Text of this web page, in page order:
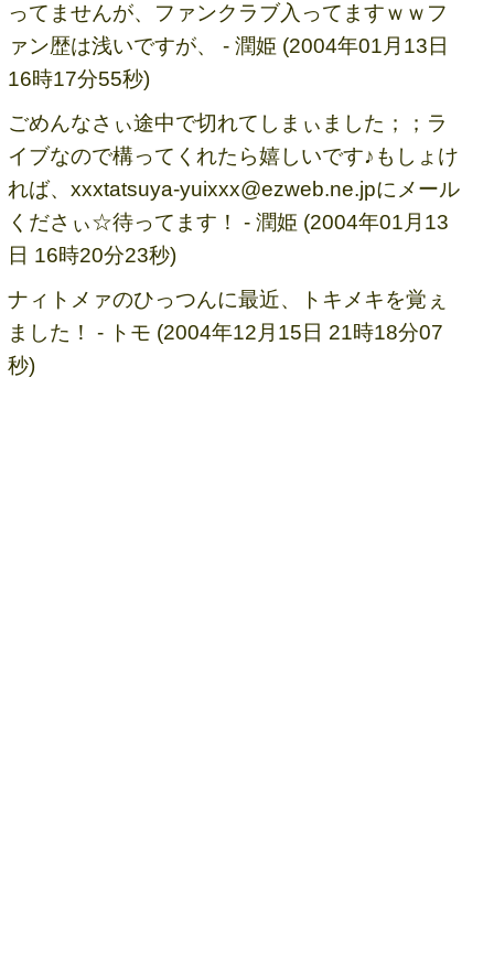
ってませんが、ファンクラブ入ってますｗｗフ
ァン歴は浅いですが、 - 潤姫 (2004年01月13日
16時17分55秒)
ごめんなさぃ途中で切れてしまぃました；；ラ
イブなので構ってくれたら嬉しいです♪もしょけ
れば、 xxxtatsuya-yuixxx@ezweb.ne.jpにメール
くださぃ☆待ってます！ - 潤姫 (2004年01月13
日 16時20分23秒)
ナィトメァのひっつんに最近、トキメキを覚ぇ
ました！ - トモ (2004年12月15日 21時18分07
秒)